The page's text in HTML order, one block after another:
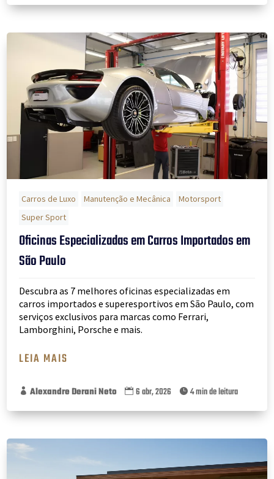
Carros de Luxo Manutenção e Mecânica
Motorsport
Super Sport
Oficinas Especializadas em Carros Importados em
São Paulo
Descubra as 7 melhores oficinas especializadas em
carros importados e superesportivos em São Paulo, com
serviços exclusivos para marcas como Ferrari,
Lamborghini, Porsche e mais.
LEIA MAIS
 Alexandre Derani Neto  6 abr, 2026  4 min de leitura